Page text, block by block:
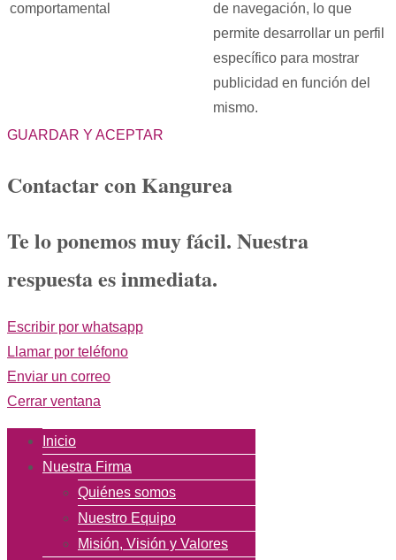
comportamental
de navegación, lo que
permite desarrollar un perfil
específico para mostrar
publicidad en función del
mismo.
GUARDAR Y ACEPTAR
Contactar con Kangurea
Te lo ponemos muy fácil. Nuestra
respuesta es inmediata.
Escribir por whatsapp
Llamar por teléfono
Enviar un correo
Cerrar ventana
Inicio
Nuestra Firma
Quiénes somos
Nuestro Equipo
Misión, Visión y Valores